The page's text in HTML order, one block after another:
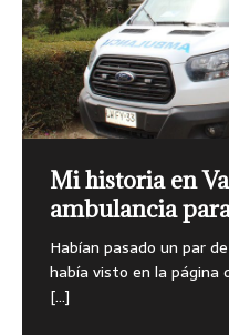
Mi historia en
ambulancia
Habían pasado un par
había visto en la página
[…]
de Espiga de
“Los Nietos 5” en el los
Espiga se realizaba en
básica de
Escrita por Guisela
de documento
fue creada el 13 […]
rodeo en
Cuecas y tonadas se
Choapa. El ambiente
con una[…]
Castillo,
Aunque pasen los años
mantiene viva una
Fue su padre el[…]